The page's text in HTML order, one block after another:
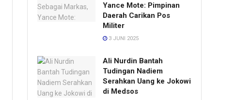
Yance Mote: Pimpinan
Daerah Carikan Pos
Militer
3 JUNI 2025
Ali Nurdin Bantah
Tudingan Nadiem
Serahkan Uang ke Jokowi
di Medsos